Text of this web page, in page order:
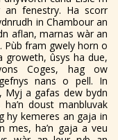
an fenestry. Ha scorr
in Chambour an
aflan, marnas wàr an
Pùb fram gwely horn o
groweth, ûsys ha due,
Coges, hag ow
nans o pell. In
Myj a gafas dew bydn
doust manbluvak
hy kemeres an gaja in
mes, ha’n gaja a veu